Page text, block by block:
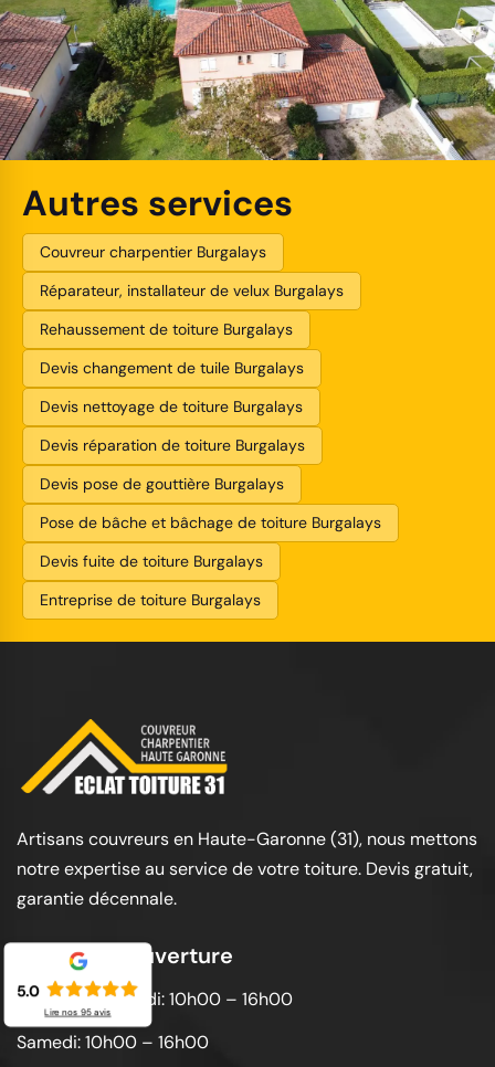
Autres services
Couvreur charpentier Burgalays
Réparateur, installateur de velux Burgalays
Rehaussement de toiture Burgalays
Devis changement de tuile Burgalays
Devis nettoyage de toiture Burgalays
Devis réparation de toiture Burgalays
Devis pose de gouttière Burgalays
Pose de bâche et bâchage de toiture Burgalays
Devis fuite de toiture Burgalays
Entreprise de toiture Burgalays
Artisans couvreurs en Haute-Garonne (31), nous mettons
notre expertise au service de votre toiture. Devis gratuit,
garantie décennale.
Horaires d'ouverture
Lundi au vendredi: 10h00 – 16h00
Samedi: 10h00 – 16h00
5.0
Lire nos 95avis